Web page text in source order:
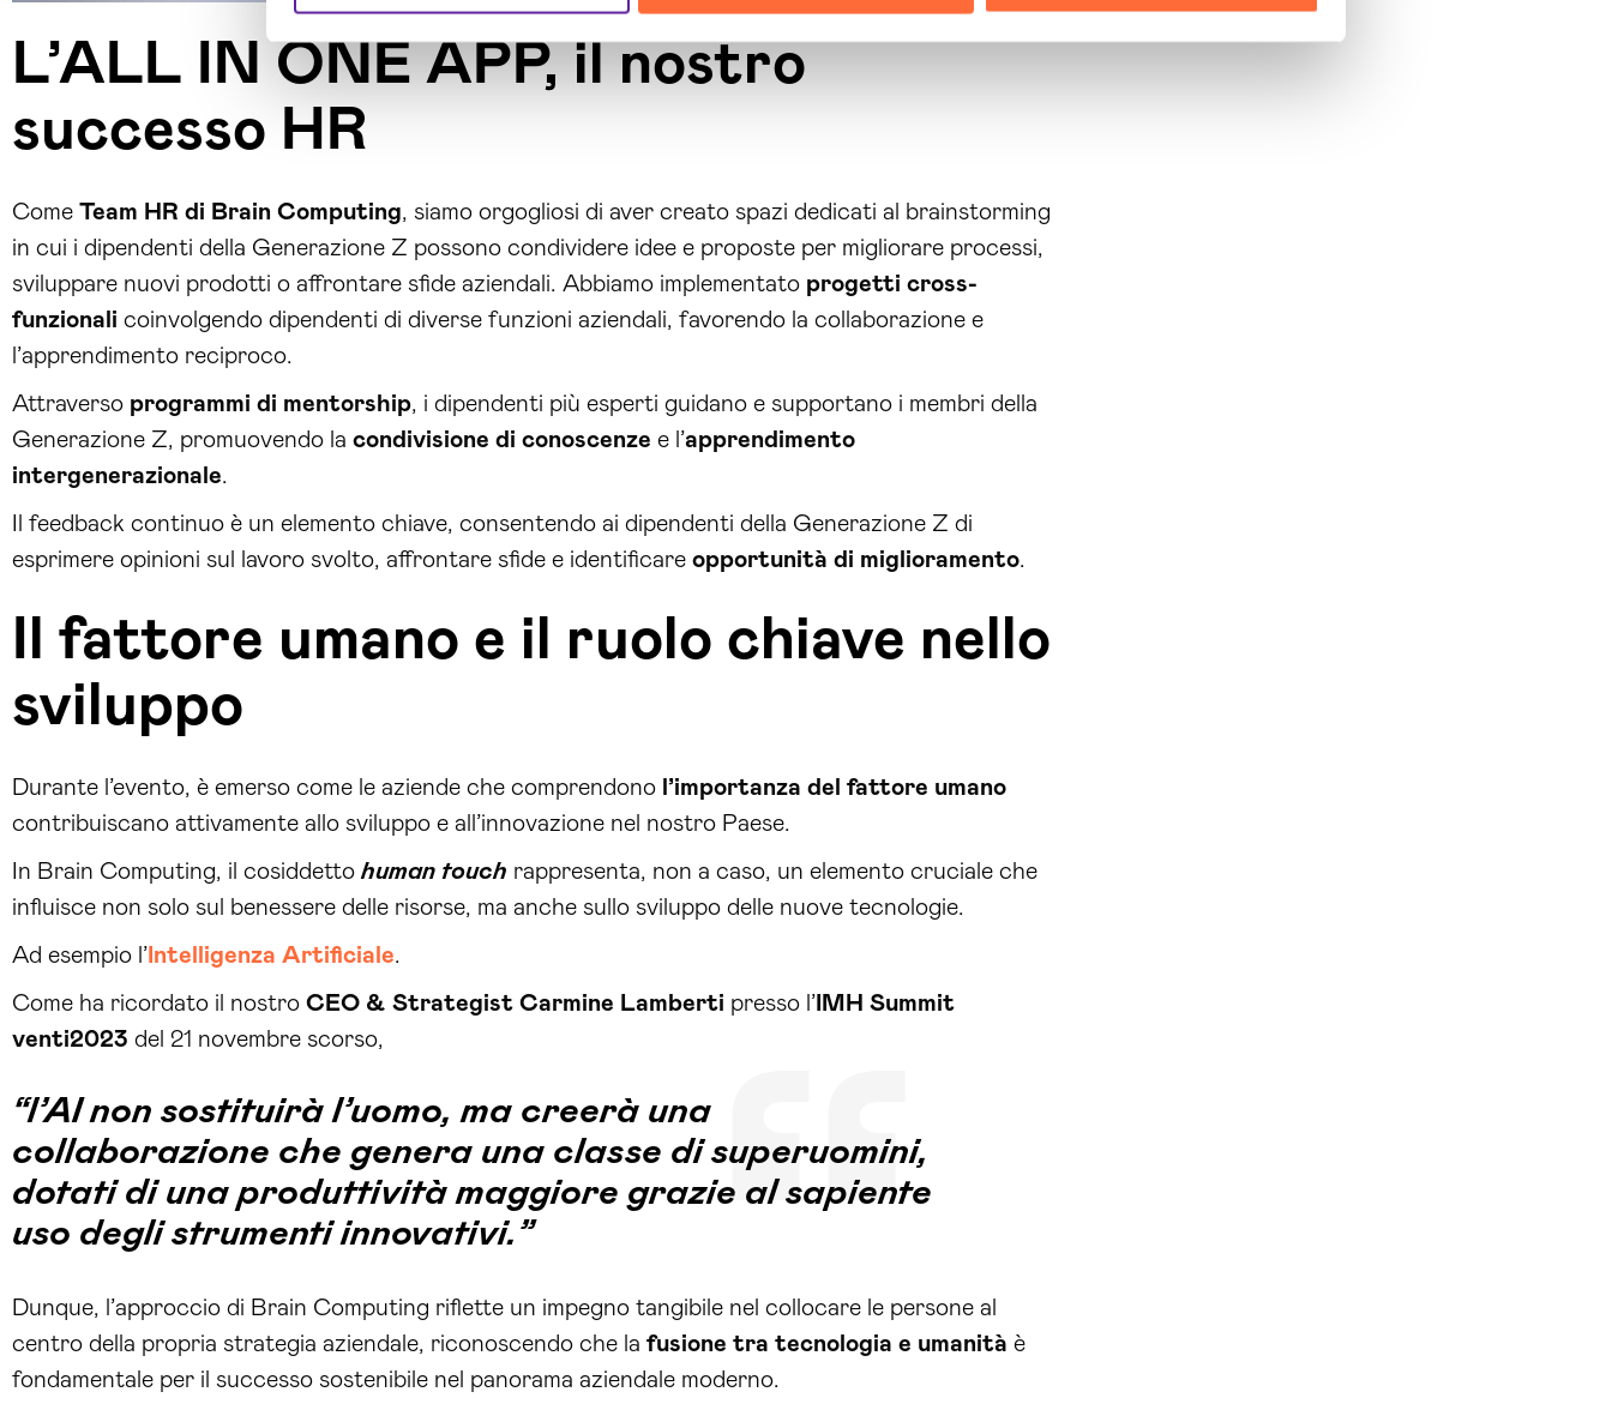
L’ALL IN ONE APP, il nostro
successo HR
Come Team HR di Brain Computing, siamo orgogliosi di aver creato spazi dedicati al brainstorming
in cui i dipendenti della Generazione Z possono condividere idee e proposte per migliorare processi,
sviluppare nuovi prodotti o affrontare sfide aziendali. Abbiamo implementato progetti cross-
funzionali coinvolgendo dipendenti di diverse funzioni aziendali, favorendo la collaborazione e
l’apprendimento reciproco.
Attraverso programmi di mentorship, i dipendenti più esperti guidano e supportano i membri della
Generazione Z, promuovendo la condivisione di conoscenze e l’apprendimento
intergenerazionale.
Il feedback continuo è un elemento chiave, consentendo ai dipendenti della Generazione Z di
esprimere opinioni sul lavoro svolto, affrontare sfide e identificare opportunità di miglioramento.
Il fattore umano e il ruolo chiave nello
sviluppo
Durante l’evento, è emerso come le aziende che comprendono l’importanza del fattore umano
contribuiscano attivamente allo sviluppo e all’innovazione nel nostro Paese.
In Brain Computing, il cosiddetto human touch rappresenta, non a caso, un elemento cruciale che
influisce non solo sul benessere delle risorse, ma anche sullo sviluppo delle nuove tecnologie.
Ad esempio l’ Intelligenza Artificiale.
Come ha ricordato il nostro CEO & Strategist Carmine Lamberti presso l’ IMH Summit
venti2023 del 21 novembre scorso,
“l’AI non sostituirà l’uomo, ma creerà una
collaborazione che genera una classe di superuomini,
dotati di una produttività maggiore grazie al sapiente
uso degli strumenti innovativi.”
Dunque, l’approccio di Brain Computing riflette un impegno tangibile nel collocare le persone al
centro della propria strategia aziendale, riconoscendo che la fusione tra tecnologia e umanità è
fondamentale per il successo sostenibile nel panorama aziendale moderno.